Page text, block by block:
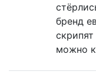
бренд
можно